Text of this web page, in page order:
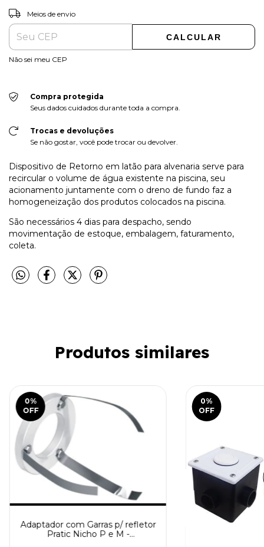
Entregas para o CEP:
Meios de envio
CALCULAR
Não sei meu CEP
Compra protegida
Seus dados cuidados durante toda a compra.
Trocas e devoluções
Se não gostar, você pode trocar ou devolver.
Dispositivo de Retorno em latão para alvenaria serve para
recircular o volume de água existente na piscina, seu
acionamento juntamente com o dreno de fundo faz a
homogeneização dos produtos colocados na piscina.
São necessários 4 dias para despacho, sendo
movimentação de estoque, embalagem, faturamento,
coleta.
Produtos similares
0%
OFF
Adaptador com Garras p/ refletor
Pratic Nicho P e M -
0%
OFF